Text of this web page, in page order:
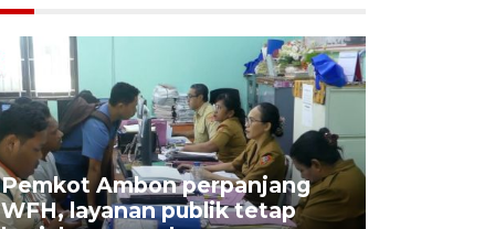
Pemkot Ambon perpanjang
WFH, layanan publik tetap